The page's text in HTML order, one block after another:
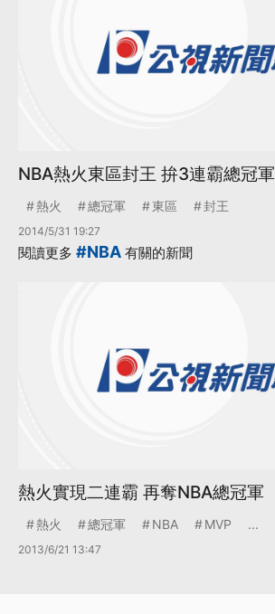
NBA熱火東區封王 拚3連霸總冠軍
熱火 總冠軍 東區 封王
2014/5/31 19:27
閱讀更多 #NBA 有關的新聞
熱火實現二連霸 再奪NBA總冠軍
熱火 總冠軍 NBA MVP ...
2013/6/21 13:47